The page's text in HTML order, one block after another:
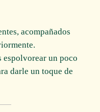
acompañados
espolvorear un poco
darle un toque de